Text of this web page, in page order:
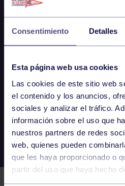
Consentimiento Detalles
Esta página web usa cookies
Las cookies de este sitio web
el contenido y los anuncios,
sociales y analizar el tráfico.
información sobre el uso que
nuestros partners de redes
web, quienes pueden
que les haya proporcionado o
partir del uso que haya hecho